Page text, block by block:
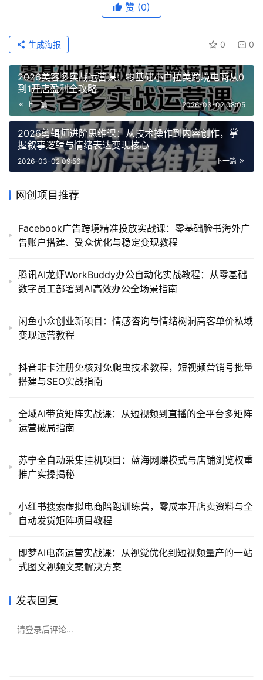
赞 (0)
0 0
生成海报
2026美客多实战运营课：零基础小白拉美跨境电商从0
到1开店盈利全攻略
上一篇 2026-03-02 08:05
2026剪辑师进阶思维课：从技术操作到内容创作，掌
握叙事逻辑与情绪表达变现核心
下一篇
2026-03-02 09:56
网创项目推荐
Facebook广告跨境精准投放实战课：零基础脸书海外广
告账户搭建、受众优化与稳定变现教程
腾讯AI龙虾WorkBuddy办公自动化实战教程：从零基础
数字员工部署到AI高效办公全场景指南
闲鱼小众创业新项目：情感咨询与情绪树洞高客单价私域
变现运营教程
抖音非卡注册免核对免爬虫技术教程，短视频营销号批量
搭建与SEO实战指南
全域AI带货矩阵实战课：从短视频到直播的全平台多矩阵
运营破局指南
苏宁全自动采集挂机项目：蓝海网赚模式与店铺浏览权重
推广实操揭秘
小红书搜索虚拟电商陪跑训练营，零成本开店卖资料与全
自动发货矩阵项目教程
即梦AI电商运营实战课：从视觉优化到短视频量产的一站
式图文视频文案解决方案
发表回复
请登录后评论...